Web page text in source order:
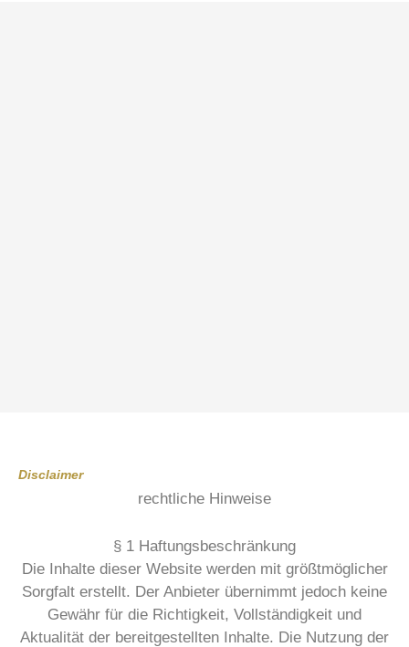
Disclaimer
rechtliche Hinweise
§ 1 Haftungsbeschränkung
Die Inhalte dieser Website werden mit größtmöglicher
Sorgfalt erstellt. Der Anbieter übernimmt jedoch keine
Gewähr für die Richtigkeit, Vollständigkeit und
Aktualität der bereitgestellten Inhalte. Die Nutzung der